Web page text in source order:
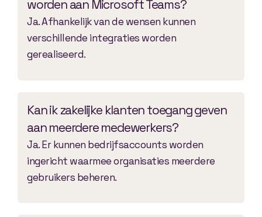
worden aan Microsoft Teams?
Ja. Afhankelijk van de wensen kunnen
verschillende integraties worden
gerealiseerd.
Kan ik zakelijke klanten toegang geven
aan meerdere medewerkers?
Ja. Er kunnen bedrijfsaccounts worden
ingericht waarmee organisaties meerdere
gebruikers beheren.